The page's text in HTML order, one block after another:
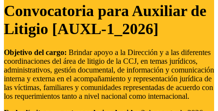
Convocatoria para Auxiliar de
Litigio [AUXL-1_2026]
Objetivo del cargo: Brindar apoyo a la Dirección y a las diferentes
coordinaciones del área de litigio de la CCJ, en temas jurídicos,
administrativos, gestión documental, de información y comunicación
interna y externa en el acompañamiento y representación jurídica de
las víctimas, familiares y comunidades representadas de acuerdo con
los requerimientos tanto a nivel nacional como internacional.